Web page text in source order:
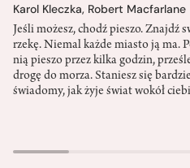
Karol Kleczka, Robert Macfarlane
Jeśli możesz, chodź pieszo. Znajdź
rzekę. Niemal każde miasto ją ma.
nią pieszo przez kilka godzin,
drogę do morza. Staniesz się
świadomy, jak żyje świat wokół